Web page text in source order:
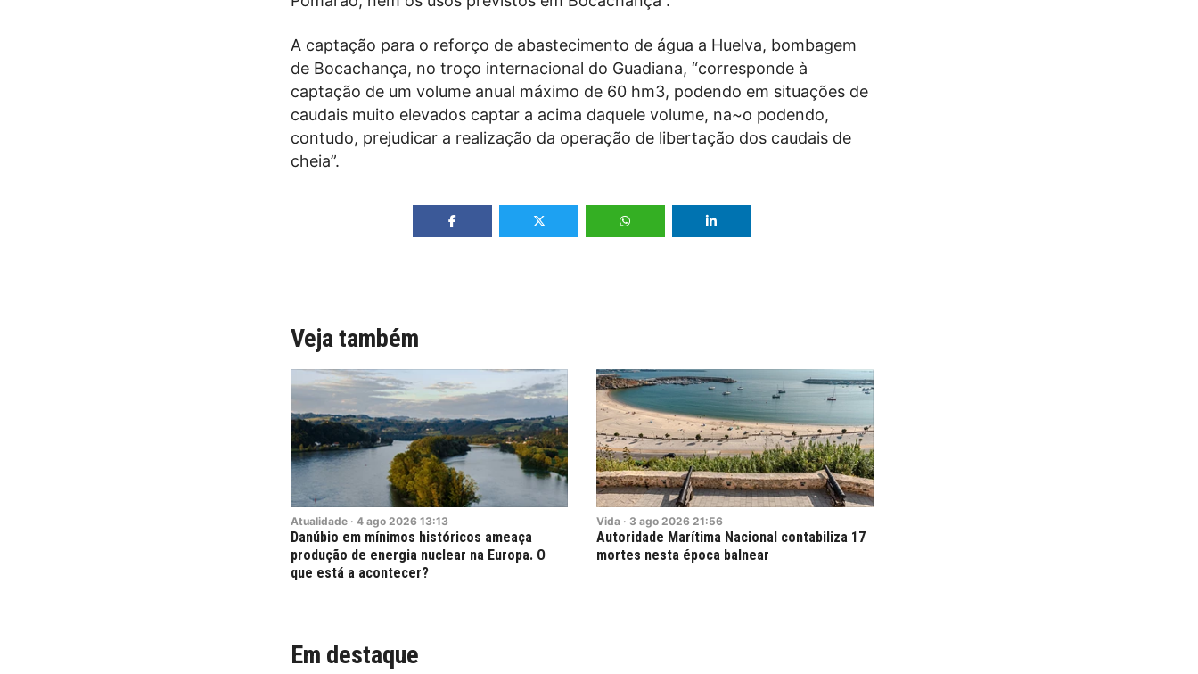
A captação para o reforço de abastecimento de água a Huelva, bombagem
de Bocachança, no troço internacional do Guadiana, “corresponde à
captação de um volume anual máximo de 60 hm3, podendo em situações de
caudais muito elevados captar a acima daquele volume, na~o podendo,
contudo, prejudicar a realização da operação de libertação dos caudais de
cheia”.
Veja também
Atualidade · 4 ago 2026 13:13
Danúbio em mínimos históricos ameaça
produção de energia nuclear na Europa. O
que está a acontecer?
Vida · 3 ago 2026 21:56
Autoridade Marítima Nacional contabiliza 17
mortes nesta época balnear
Em destaque